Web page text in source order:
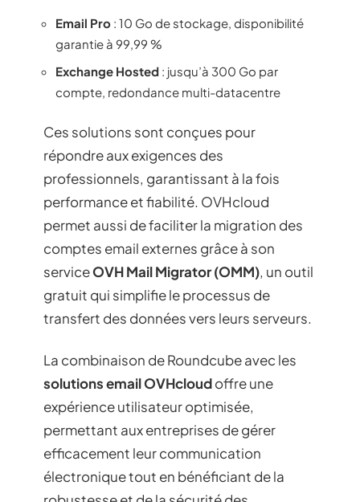
Email Pro : 10 Go de stockage, disponibilité
garantie à 99,99 %
Exchange Hosted : jusqu’à 300 Go par
compte, redondance multi-datacentre
Ces solutions sont conçues pour
répondre aux exigences des
professionnels, garantissant à la fois
performance et fiabilité. OVHcloud
permet aussi de faciliter la migration des
comptes email externes grâce à son
serviceOVH Mail Migrator (OMM), un outil
gratuit qui simplifie le processus de
transfert des données vers leurs serveurs.
La combinaison de Roundcube avec les
solutions email OVHcloudoffre une
expérience utilisateur optimisée,
permettant aux entreprises de gérer
efficacement leur communication
électronique tout en bénéficiant de la